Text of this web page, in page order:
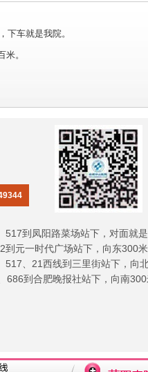
下车就是我院。
。
到凤阳路菜场站下，对面就是
元一时代广场站下，向东300
、21西线到三里街站下，向
686到合肥晚报社站下，向南